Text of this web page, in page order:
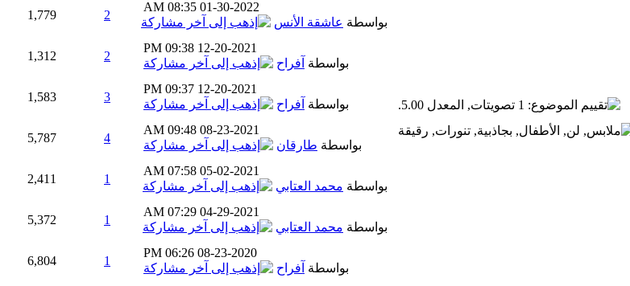
01-30-2022
08:35 AM
بواسطة عاشقة الأنس
2
1,779
12-20-2021
09:38 PM
بواسطة آفراح
2
1,312
12-20-2021
09:37 PM
بواسطة آفراح
3
1,583
08-23-2021
09:48 AM
بواسطة طارقان
4
5,787
05-02-2021
07:58 AM
بواسطة محمد العتابي
1
2,411
04-29-2021
07:29 AM
بواسطة محمد العتابي
1
5,372
08-23-2020
06:26 PM
بواسطة آفراح
1
6,804